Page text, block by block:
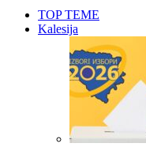
TOP TEME
Kalesija